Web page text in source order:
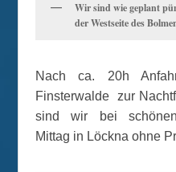
Wir sind wie geplant
der Westseite des
Nach ca. 20h
Finsterwalde zur
sind wir bei
Mittag in Löckna ohne